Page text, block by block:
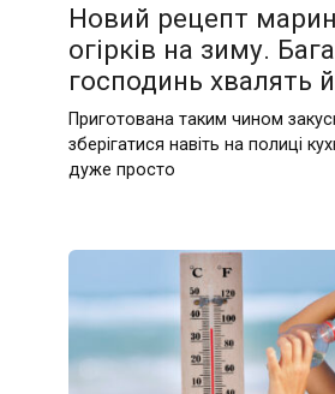
Новий рецепт
огірків на зиму.
господинь хвалять
Приготована таким чином
зберігатися навіть на полиці
дуже просто